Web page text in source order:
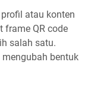
atau konten
frame QR code
salah satu.
bentuk